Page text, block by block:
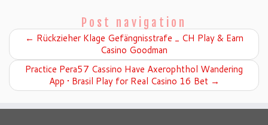
Post navigation
← Rückzieher Klage Gefängnisstrafe _ CH Play & Earn
Casino Goodman
Practice Pera57 Cassino Have Axerophthol Wandering
App • Brasil Play for Real Casino 16 Bet →